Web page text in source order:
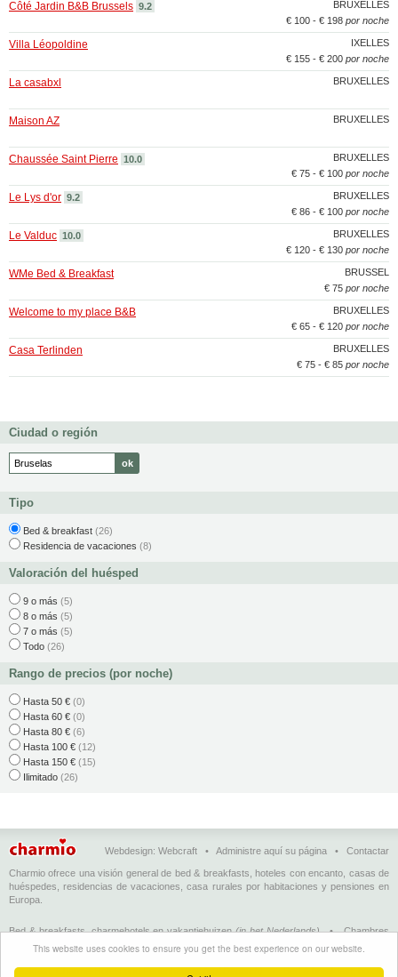
This website uses cookies to ensure you get the best experience on our website.
BRUXELLES
Côté Jardin B&B Brussels 9.2
€ 100 - € 198 por noche
IXELLES
Villa Léopoldine
€ 155 - € 200 por noche
BRUXELLES
La casabxl
BRUXELLES
Maison AZ
BRUXELLES
Chaussée Saint Pierre 10.0
€ 75 - € 100 por noche
BRUXELLES
Le Lys d'or 9.2
€ 86 - € 100 por noche
BRUXELLES
Le Valduc 10.0
€ 120 - € 130 por noche
BRUSSEL
WMe Bed & Breakfast
€ 75 por noche
BRUXELLES
Welcome to my place B&B
€ 65 - € 120 por noche
BRUXELLES
Casa Terlinden
€ 75 - € 85 por noche
Ciudad o región
Tipo
Bed & breakfast (26)
Residencia de vacaciones (8)
Valoración del huésped
9 o más (5)
8 o más (5)
7 o más (5)
Todo (26)
Rango de precios (por noche)
Hasta 50 € (0)
Hasta 60 € (0)
Hasta 80 € (6)
Hasta 100 € (12)
Hasta 150 € (15)
Ilimitado (26)
Webdesign: Webcraft • Administre aquí su página • Contactar
Charmio ofrece una visión general de bed & breakfasts, hoteles con encanto, casas de
huéspedes, residencias de vacaciones, casa rurales por habitaciones y pensiones en
Europa.
Bed & breakfasts, charmehotels en vakantiehuizen (in het Nederlands)•Chambres
d'hôtes, hôtels de charme et logements de vacances
(en français) •
breakfasts, charming hotels and holiday accommodations
Breakfast, Charme-Hotels und Ferienhäuser (auf Deutsch)•Bed & breakfast, hoteles